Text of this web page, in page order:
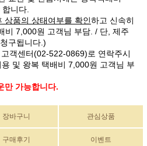
니다.
상품의 상태여부를 확인하고 신속히
비 7,000원 고객님 부담. / 단, 제주
구됩니다.)
객센터(02-522-0869)로 연락주시
및 왕복 택배비 7,000원 고객님 부
만 가능합니다.
장바구니 관심상품
구매후기 이벤트